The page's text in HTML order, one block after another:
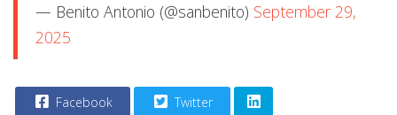
— Benito Antonio (@sanbenito) September 29,
2025
Facebook Twitter